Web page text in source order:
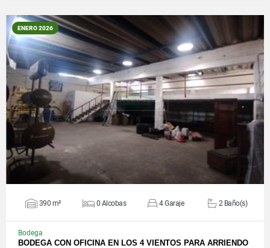
ENERO 2026
VER DETALLES
390 m² 0 Alcobas 4 Garaje 2 Baño(s)
Bodega
BODEGA CON OFICINA EN LOS 4 VIENTOS PARA ARRIENDO